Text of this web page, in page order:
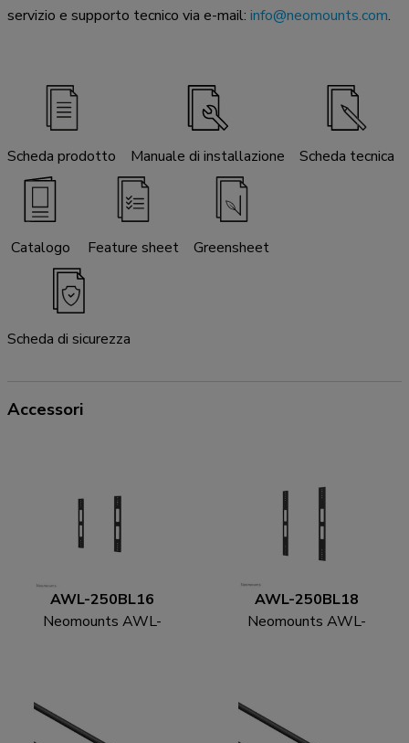
servizio e supporto tecnico via e-mail: info@neomounts.com.
Scheda prodotto Manuale di installazione Scheda tecnica
Catalogo Feature sheet Greensheet
Scheda di sicurezza
Accessori
AWL-250BL16
Neomounts AWL-
AWL-250BL18
Neomounts AWL-